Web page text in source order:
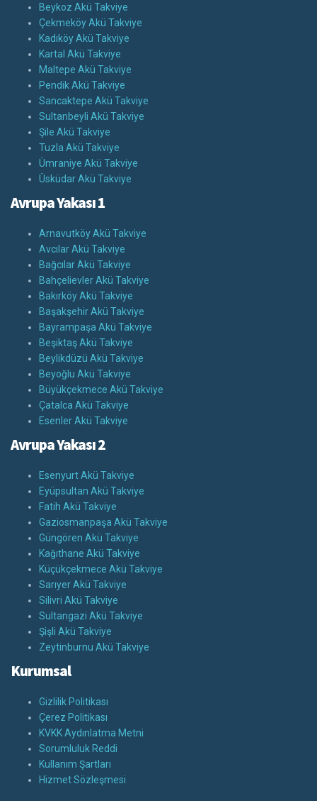
Beykoz Akü Takviye
Çekmeköy Akü Takviye
Kadıköy Akü Takviye
Kartal Akü Takviye
Maltepe Akü Takviye
Pendik Akü Takviye
Sancaktepe Akü Takviye
Sultanbeyli Akü Takviye
Şile Akü Takviye
Tuzla Akü Takviye
Ümraniye Akü Takviye
Üsküdar Akü Takviye
Avrupa Yakası 1
Arnavutköy Akü Takviye
Avcılar Akü Takviye
Bağcılar Akü Takviye
Bahçelievler Akü Takviye
Bakırköy Akü Takviye
Başakşehir Akü Takviye
Bayrampaşa Akü Takviye
Beşiktaş Akü Takviye
Beylikdüzü Akü Takviye
Beyoğlu Akü Takviye
Büyükçekmece Akü Takviye
Çatalca Akü Takviye
Esenler Akü Takviye
Avrupa Yakası 2
Esenyurt Akü Takviye
Eyüpsultan Akü Takviye
Fatih Akü Takviye
Gaziosmanpaşa Akü Takviye
Güngören Akü Takviye
Kağıthane Akü Takviye
Küçükçekmece Akü Takviye
Sarıyer Akü Takviye
Silivri Akü Takviye
Sultangazi Akü Takviye
Şişli Akü Takviye
Zeytinburnu Akü Takviye
Kurumsal
Gizlilik Politikası
Çerez Politikası
KVKK Aydınlatma Metni
Sorumluluk Reddi
Kullanım Şartları
Hizmet Sözleşmesi